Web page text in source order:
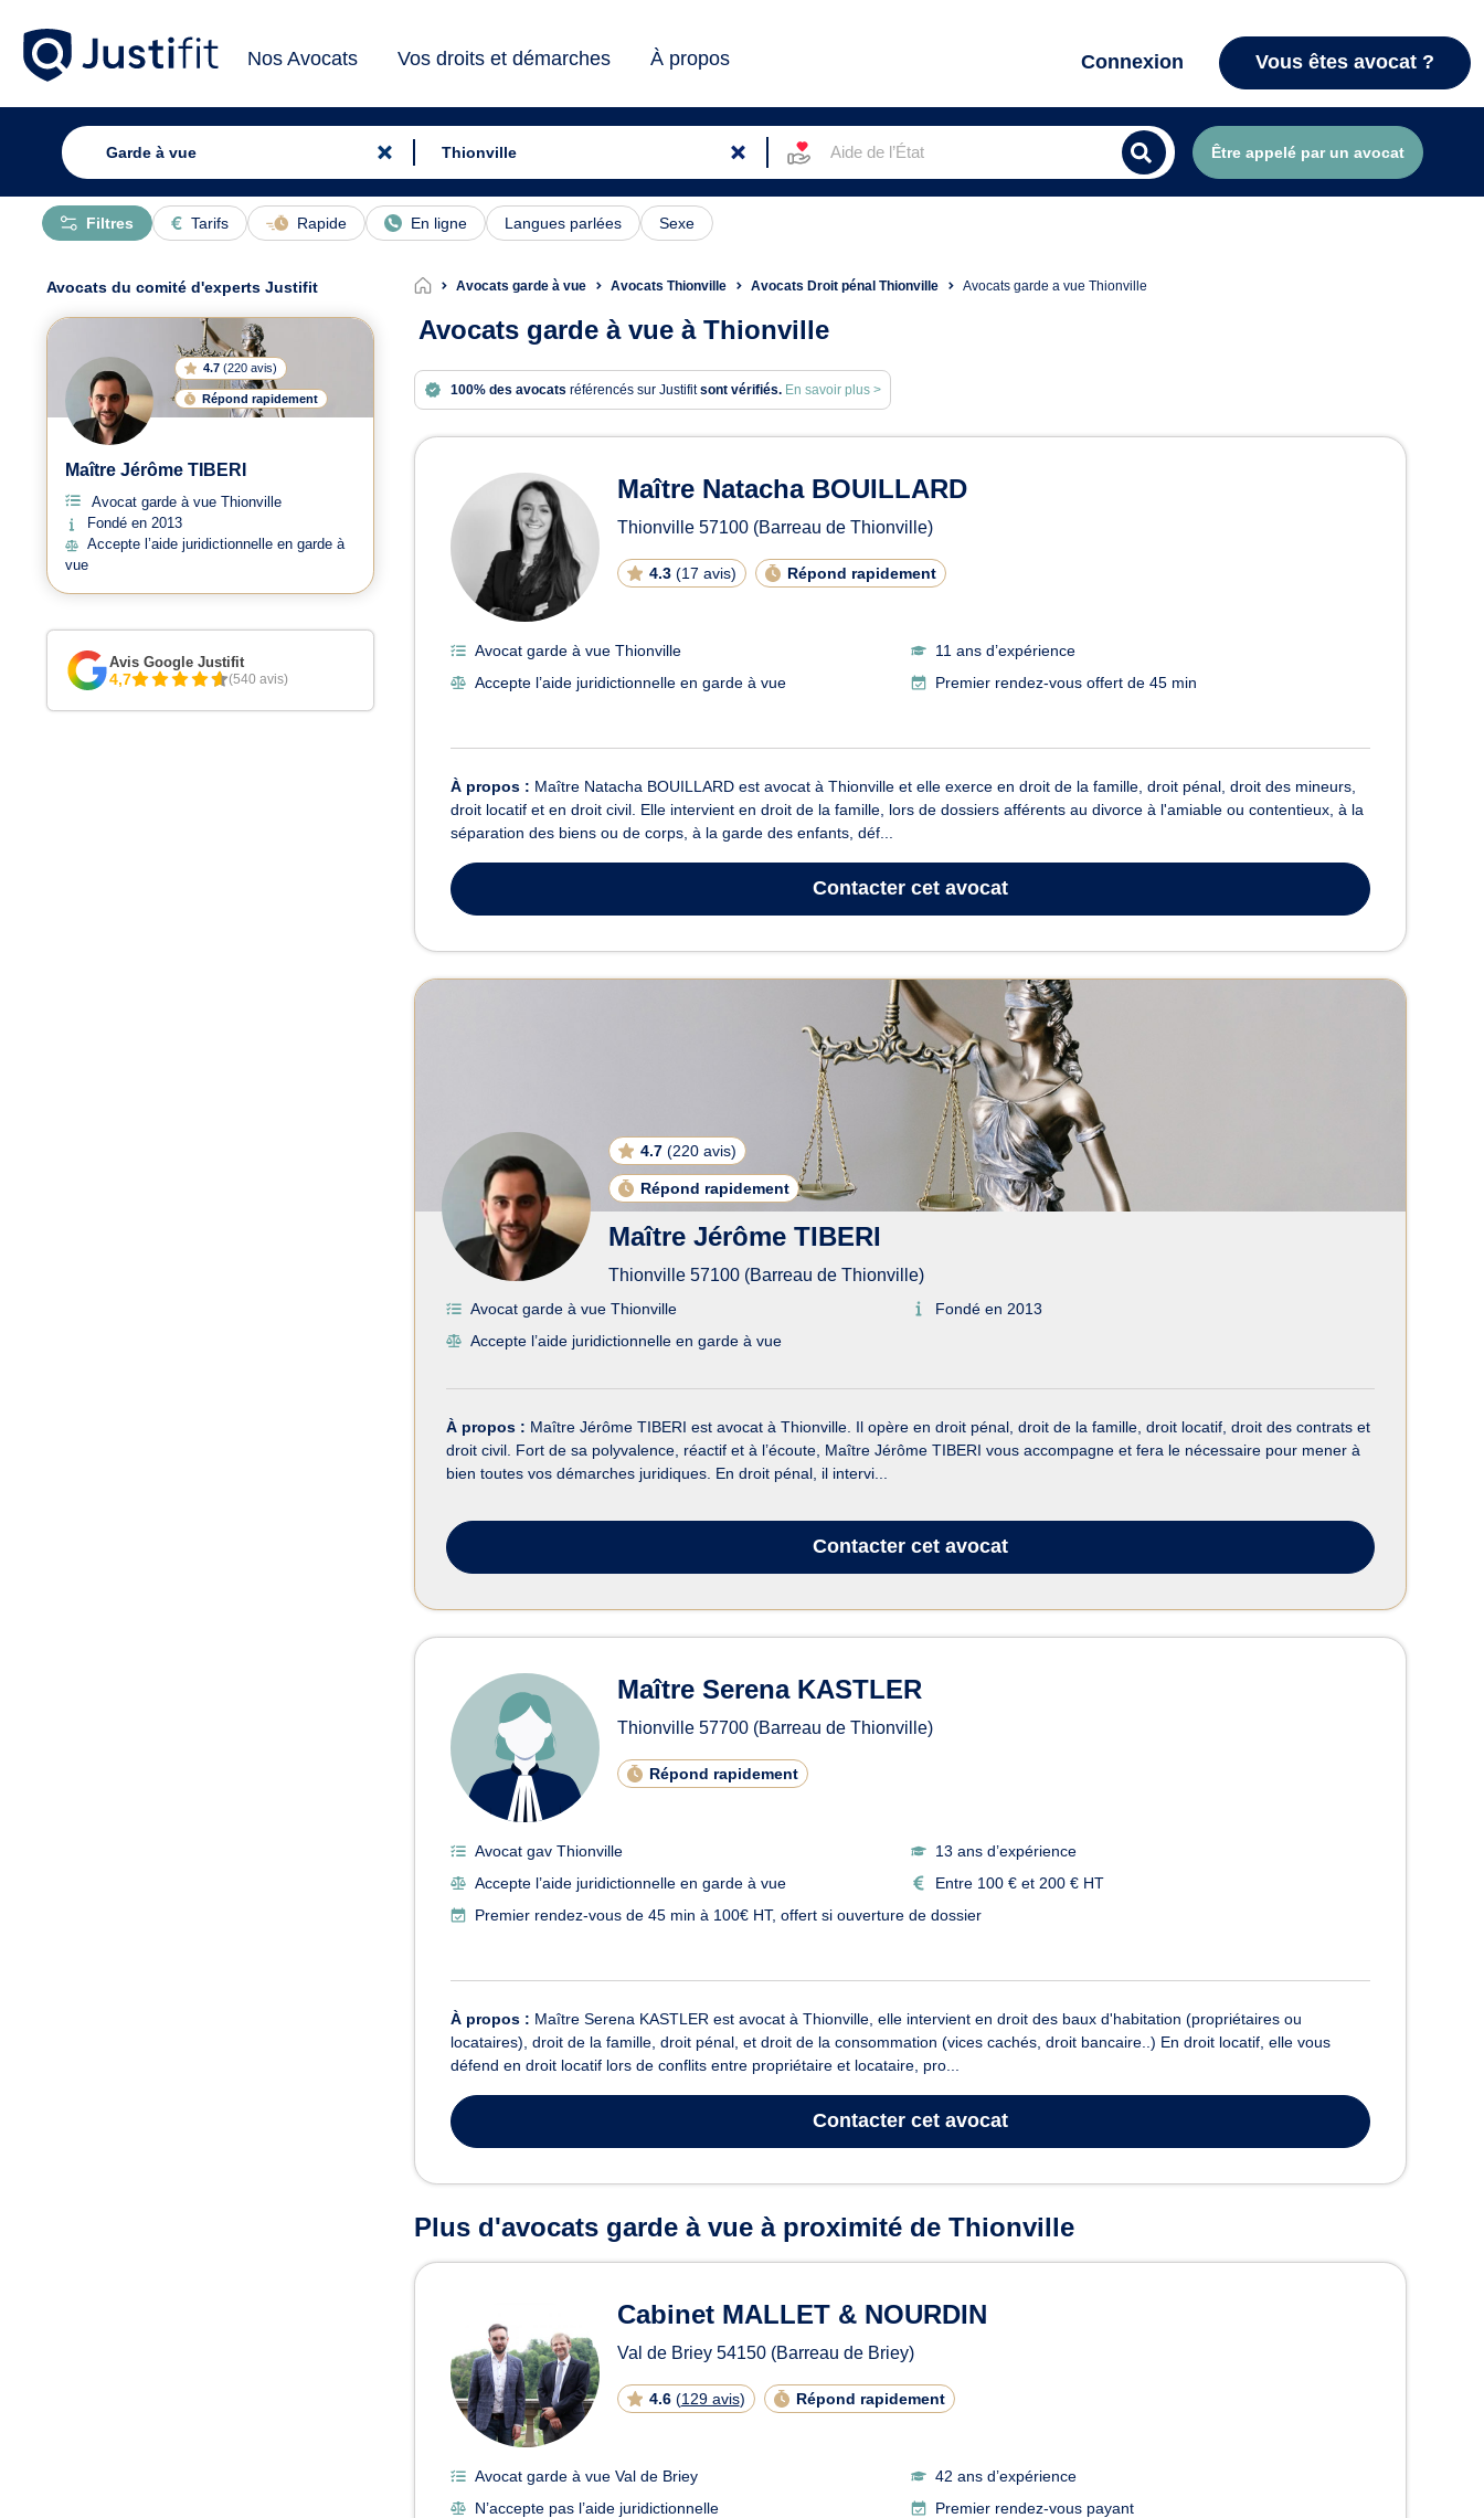
Nos Avocats Vos droits et démarches À propos Connexion Vous êtes avocat ?
Aide de l’État Être appelé par un avocat
Tarifs Rapide En ligne Langues parlées Sexe
Filtres
Avocats garde à vue Avocats Thionville Avocats Droit pénal Thionville Avocats garde a vue Thionville
Avocats garde à vue à Thionville
100% des avocats référencés sur Justifitsont vérifiés. En savoir plus >
Avocats en garde à vue à Thionville
Maître Natacha BOUILLARD
Thionville 57100 (Barreau de Thionville)
4.3 (17 avis) Répond rapidement
Avocat garde à vue Thionville
11 ans d’expérience
Accepte l’aide juridictionnelle en garde à vue
Premier rendez-vous offert de 45 min
À propos : Maître Natacha BOUILLARD est avocat à Thionville et elle exerce en droit de la famille, droit pénal, droit des mineurs,
droit locatif et en droit civil. Elle intervient en droit de la famille, lors de dossiers afférents au divorce à l'amiable ou contentieux, à la
séparation des biens ou de corps, à la garde des enfants, déf...
Contacter cet avocat
4.7 (220 avis)
Répond rapidement
Maître Jérôme TIBERI
Thionville 57100 (Barreau de Thionville)
Avocat garde à vue Thionville
Fondé en 2013
Accepte l’aide juridictionnelle en garde à vue
À propos : Maître Jérôme TIBERI est avocat à Thionville. Il opère en droit pénal, droit de la famille, droit locatif, droit des contrats et
droit civil. Fort de sa polyvalence, réactif et à l’écoute, Maître Jérôme TIBERI vous accompagne et fera le nécessaire pour mener à
bien toutes vos démarches juridiques. En droit pénal, il intervi...
Contacter cet avocat
Maître Serena KASTLER
Thionville 57700 (Barreau de Thionville)
Répond rapidement
Avocat gav Thionville
13 ans d’expérience
Accepte l’aide juridictionnelle en garde à vue
Entre 100 € et 200 € HT
Premier rendez-vous de 45 min à 100€ HT, offert si ouverture de dossier
À propos : Maître Serena KASTLER est avocat à Thionville, elle intervient en droit des baux d'habitation (propriétaires ou
locataires), droit de la famille, droit pénal, et droit de la consommation (vices cachés, droit bancaire..) En droit locatif, elle vous
défend en droit locatif lors de conflits entre propriétaire et locataire, pro...
Contacter cet avocat
Plus d'avocats garde à vue à proximité de Thionville
Cabinet MALLET & NOURDIN
Val de Briey 54150 (Barreau de Briey)
4.6 (129 avis) Répond rapidement
Avocat garde à vue Val de Briey
42 ans d’expérience
N’accepte pas l’aide juridictionnelle
Premier rendez-vous payant
Avocats du comité d'experts Justifit
4.7 (220 avis)
Répond rapidement
Maître Jérôme TIBERI
Avocat garde à vue Thionville
Fondé en 2013
Accepte l’aide juridictionnelle en garde à
vue
Avis Google Justifit
4,7 (540 avis)